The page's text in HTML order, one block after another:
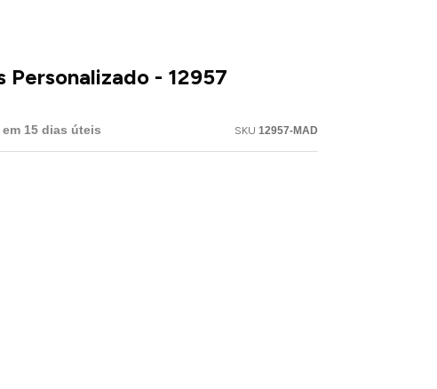
Personalizado - 12957
15 dias úteis SKU 12957-MAD